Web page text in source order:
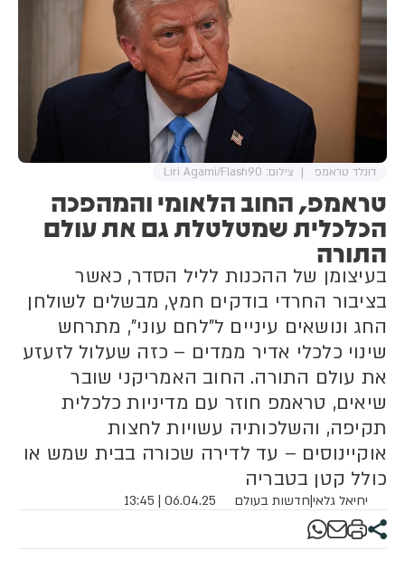
טראמפ, החוב הלאומי והמהפכה
הכלכלית שמטלטלת גם את עולם
התורה
בעיצומן של ההכנות לליל הסדר, כאשר
בציבור החרדי בודקים חמץ, מבשלים לשולחן
החג ונושאים עיניים ל”לחם עוני”, מתרחש
שינוי כלכלי אדיר ממדים – כזה שעלול לזעזע
את עולם התורה. החוב האמריקני שובר
שיאים, טראמפ חוזר עם מדיניות כלכלית
תקיפה, והשלכותיה עשויות לחצות
אוקיינוסים – עד לדירה שכורה בבית שמש או
כולל קטן בטבריה
יחיאל גלאי|חדשות בעולם 06.04.25 | 13:45
דונלד טראמפ צילום: Liri Agami/Flash90